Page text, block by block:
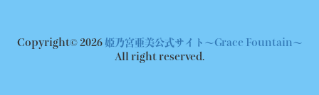
ン
Copyright© 2026 姫乃宮亜美公式サイト～Grace Fountain～
All right reserved.